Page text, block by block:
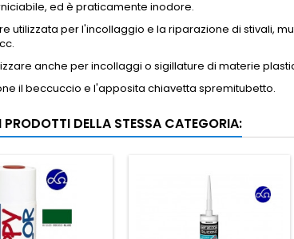
ed è praticamente inodore.
utilizzata per l'incollaggio e la riparazione di stivali,
anche per incollaggi o sigillature di materie
il beccuccio e l'apposita chiavetta spremitubetto.
PRODOTTI DELLA STESSA CATEGORIA: